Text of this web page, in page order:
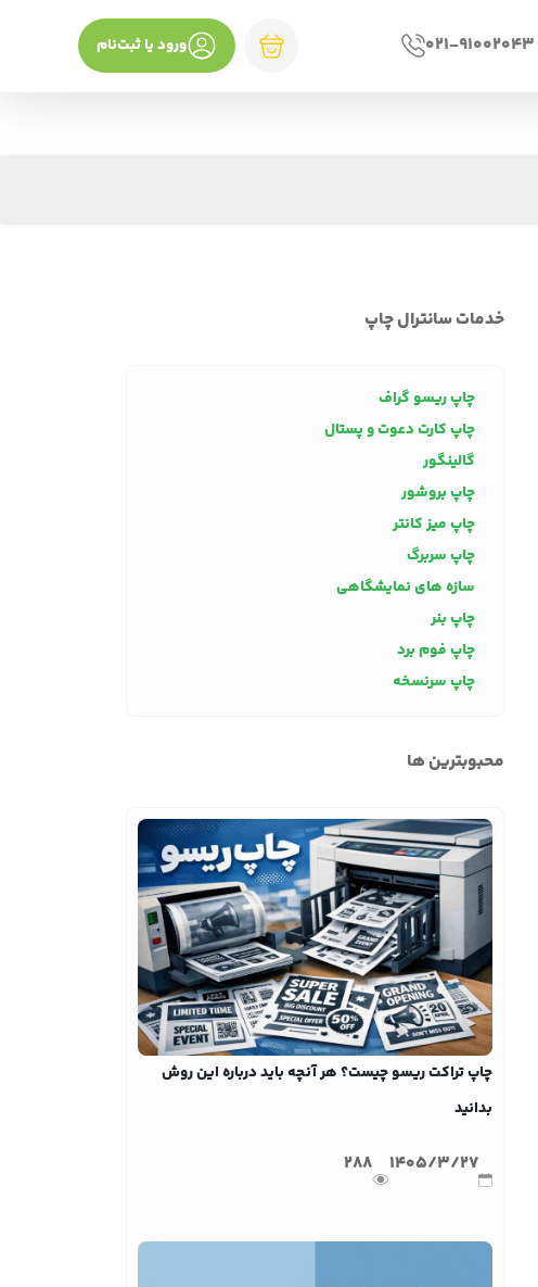
021-91002043 ورود یا ثبت‌نام
خدمات سانترال چاپ
چاپ ریسو گراف
چاپ کارت دعوت و پستال
گالینگور
چاپ بروشور
چاپ میز کانتر
چاپ سربرگ
سازه های نمایشگاهی
چاپ بنر
چاپ فوم برد
چاپ سرنسخه
محبوبترین ها
چاپ تراکت ریسو چیست؟ هر آنچه باید درباره این روش
بدانید
1405/3/27
288